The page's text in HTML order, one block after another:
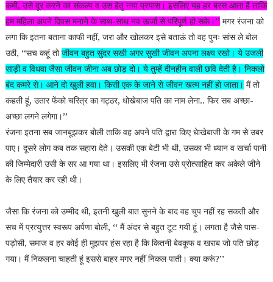
कमी, उसे दूर करने का संकल्प व उस हेतु नया प्रयास। इसलिए यह हर बरस आता है ताकि
हम महिला अपने दिवस मनाने के साथ-साथ नव ऊर्जा से परिपूर्ण हो सके।’’ मगर रंजना को
लगा कि इतना बताना काफी नहीं, जरा और खोलकर इसे बताऊं तो वह पुनः सांस ले बोल
उठी, ‘‘सच कहूं तोजीवन बहुत सुंदर सखी अगर सुखी जीवन अपना लक्ष्य रखो। ये उजली
साड़ी व विधवा जैसा जीवन जीना अब छोड़ दो। ये तुम्हें दीनहीन वाली छवि देती है। निकलो
बंद कमरे से। आने दो खुली हवा। किसी एक के जाने से जीवन खत्म नहीं हो जाता। मैं तो
कहती हूं, उतार फेंको चरित्र का गट्ठर, धोखेबाज पति का नाम लेना.. फिर सब अच्छा-
अच्छा लगने लगेगा।’’
रंजना इतना सब जानबूझकर बोली ताकि वह अपने पति द्वारा किए धेाखेबाजी के गम से उबर
पाए। दूसरे लोग कब तक सहारा देते। उसकी एक बेटी भी थी, उसका भी ध्यान व खर्चा पानी
की जिम्मेदारी उसी के सर आ गया था। इसलिए भी रंजना उसे प्रोत्साहित कर अकेले जीने
के लिए तैयार कर रही थी।
जैसा कि रंजना को उम्मीद थी, इतनी खुली बात सुनने के बाद वह चुप नहीं रह सकती और
सच में प्रत्युत्तर स्वरूप अर्पणा बोली, ‘‘ मैं अंदर से बहुत टूट गयी हूं। लगता है जैसे पास-
पड़ोसी, समाज व हर कोई ही मुझपर हंस रहा है कि कितनी बेवकूफ व खराब जो पति छोड़
गया। मैं निकलना चाहती हूं इससे बाहर मगर नहीं निकल पाती। क्या करूं?’’